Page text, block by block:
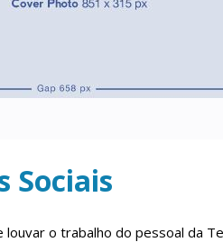
Sociais
o trabalho do pessoal da